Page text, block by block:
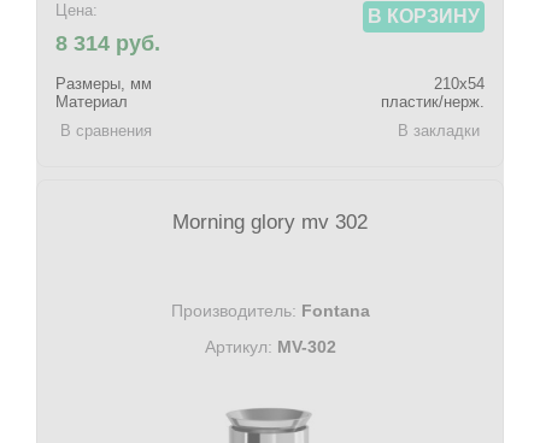
Цена:
8 314 руб.
В КОРЗИНУ
Размеры, мм
210х54
Материал
пластик/нерж.
В сравнения
В закладки
Morning glory mv 302
Производитель: Fontana
Артикул: MV-302